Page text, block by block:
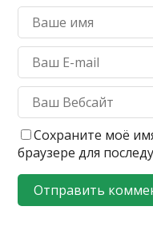
Сохраните моё
браузере для